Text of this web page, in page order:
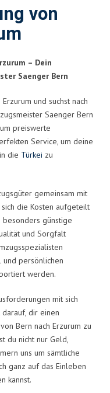
von
– Dein
Saenger Bern
und suchst nach
Saenger Bern
preiswerte
Service, um deine
die Türkei zu
gemeinsam mit
die Kosten aufgeteilt
günstige
und Sorgfalt
und persönlichen
werden.
mit sich
dir einen
Bern nach Erzurum zu
du nicht nur Geld,
uns um sämtliche
ganz auf das Einleben
kannst.